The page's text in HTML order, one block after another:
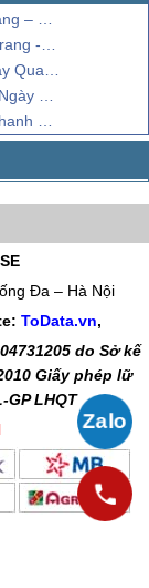
2
Sơn
Thành
Sáng
Đa – Hà Nội
ToData.vn,
do Sở kế
Giấy phép lữ
GP LHQT